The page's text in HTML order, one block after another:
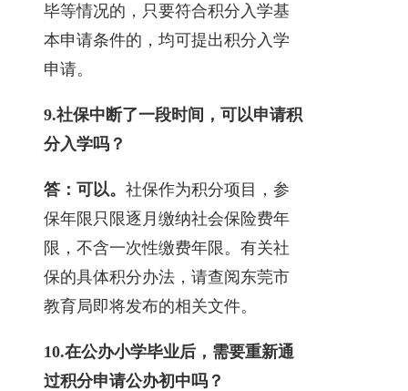
毕等情况的，只要符合积分入学基
本申请条件的，均可提出积分入学
申请。
9.社保中断了一段时间，可以申请积
分入学吗？
答：可以。 社保作为积分项目，参
保年限只限逐月缴纳社会保险费年
限，不含一次性缴费年限。有关社
保的具体积分办法，请查阅东莞市
教育局即将发布的相关文件。
10.在公办小学毕业后，需要重新通
过积分申请公办初中吗？